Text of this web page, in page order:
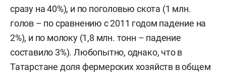
сразу на 40%), и по поголовью скота (1 млн.
голов – по сравнению с 2011 годом падение на
2%), и по молоку (1,8 млн. тонн – падение
составило 3%). Любопытно, однако, что в
Татарстане доля фермерских хозяйств в общем